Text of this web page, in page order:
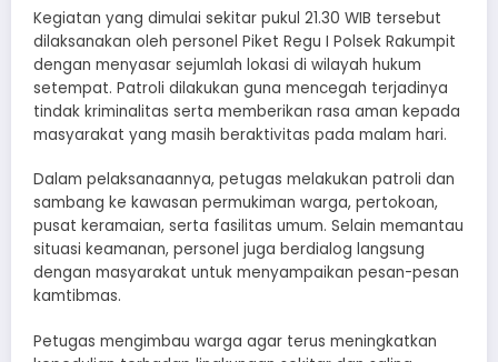
Kegiatan yang dimulai sekitar pukul 21.30 WIB tersebut
dilaksanakan oleh personel Piket Regu I Polsek Rakumpit
dengan menyasar sejumlah lokasi di wilayah hukum
setempat. Patroli dilakukan guna mencegah terjadinya
tindak kriminalitas serta memberikan rasa aman kepada
masyarakat yang masih beraktivitas pada malam hari.
Dalam pelaksanaannya, petugas melakukan patroli dan
sambang ke kawasan permukiman warga, pertokoan,
pusat keramaian, serta fasilitas umum. Selain memantau
situasi keamanan, personel juga berdialog langsung
dengan masyarakat untuk menyampaikan pesan-pesan
kamtibmas.
Petugas mengimbau warga agar terus meningkatkan